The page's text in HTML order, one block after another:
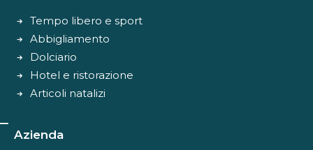
Tempo libero e sport
Abbigliamento
Dolciario
Hotel e ristorazione
Articoli natalizi
Azienda